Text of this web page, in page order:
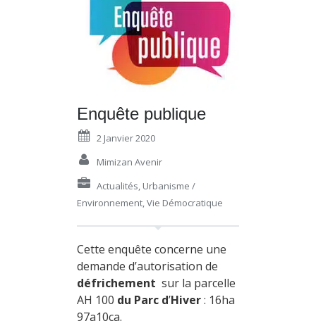
Enquête publique
2 Janvier 2020
Mimizan Avenir
Actualités, Urbanisme /
Environnement,Vie Démocratique
Cette enquête concerne une
demande d’autorisation de
défrichement sur la parcelle
AH 100 du Parc d’Hiver: 16ha
97a10ca.